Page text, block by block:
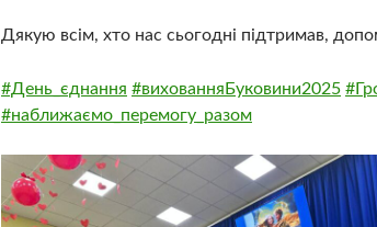
Дякую всім, хто нас сьогодні підтримав,
#День_єднання #вихованняБуковини2025
#наближаємо_перемогу_разом